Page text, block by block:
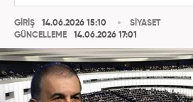
GİRİŞ
14.06.2026 15:10
GÜNCELLEME
14.06.2026 17:01
SİYASET